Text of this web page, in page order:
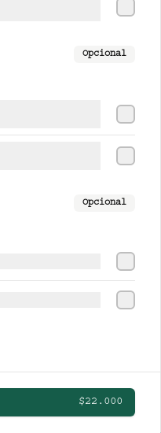
RUBIA
Opcional
Opcional
$22.000